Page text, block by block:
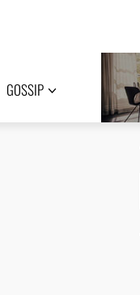
GOSSIP